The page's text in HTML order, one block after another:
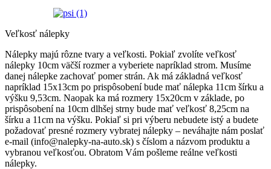
Veľkosť nálepky
Nálepky majú rôzne tvary a veľkosti. Pokiaľ zvolíte veľkosť
nálepky 10cm väčší rozmer a vyberiete napríklad strom. Musíme
danej nálepke zachovať pomer strán. Ak má základná veľkosť
napríklad 15x13cm po prispôsobení bude mať nálepka 11cm šírku a
výšku 9,53cm. Naopak ka má rozmery 15x20cm v základe, po
prispôsobení na 10cm dlhšej strny bude mať veľkosť 8,25cm na
šírku a 11cm na výšku. Pokiaľ si pri výberu nebudete istý a budete
požadovať presné rozmery vybratej nálepky – neváhajte nám poslať
e-mail (info@nalepky-na-auto.sk) s číslom a názvom produktu a
vybranou veľkosťou. Obratom Vám pošleme reálne veľkosti
nálepky.